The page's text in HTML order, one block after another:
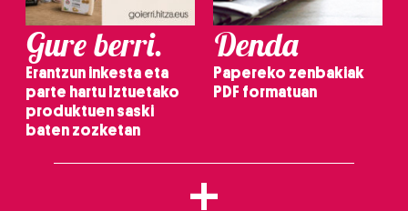
Gure berri.
Erantzun inkesta eta
parte hartu Iztuetako
produktuen saski
baten zozketan
Denda
Papereko zenbakiak
PDF formatuan
+